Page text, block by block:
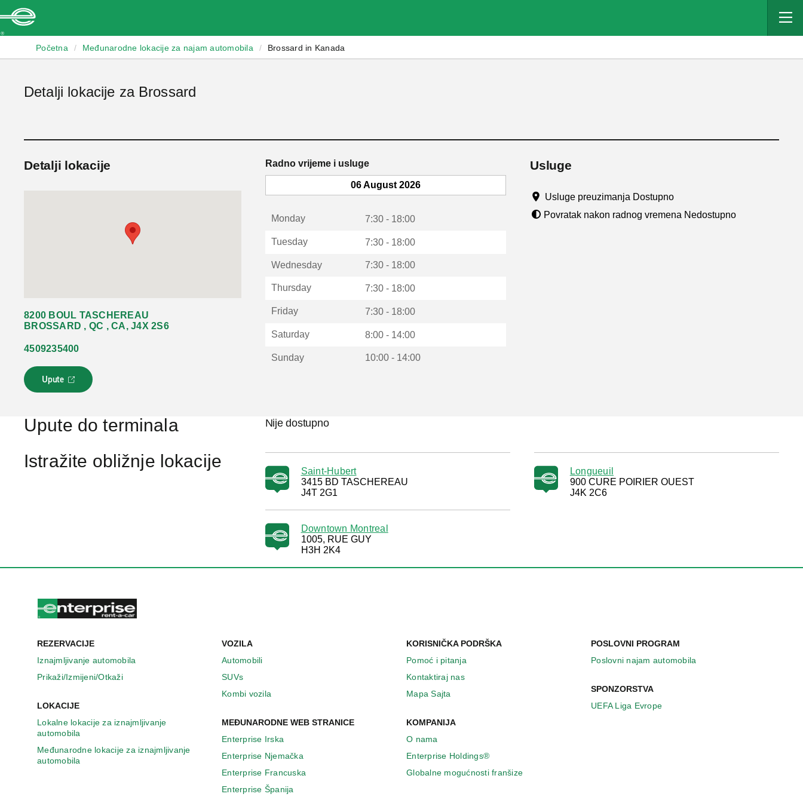
Početna / Međunarodne lokacije za najam automobila / Brossard in Kanada
Detalji lokacije za Brossard
Detalji lokacije
8200 BOUL TASCHEREAU
BROSSARD , QC , CA, J4X 2S6
4509235400
Upute
L
i
s
o
t
p
r
o
o
r
Radno vrijeme i usluge
06 August 2026
Monday 7:30 - 18:00
Tuesday 7:30 - 18:00
Wednesday 7:30 - 18:00
Thursday 7:30 - 18:00
Friday 7:30 - 18:00
Saturday 8:00 - 14:00
Sunday 10:00 - 14:00
Usluge
Usluge preuzimanja Dostupno
Povratak nakon radnog vremena Nedostupno
Upute do terminala Nije dostupno
Istražite obližnje lokacije
Saint-Hubert
3415 BD TASCHEREAU
J4T 2G1
Longueuil
900 CURE POIRIER OUEST
J4K 2C6
Downtown Montreal
1005, RUE GUY
H3H 2K4
REZERVACIJE
Iznajmljivanje automobila
Prikaži/Izmijeni/Otkaži
LOKACIJE
Lokalne lokacije za iznajmljivanje
automobila
Međunarodne lokacije za iznajmljivanje
automobila
VOZILA
Automobili
SUVs
Kombi vozila
MEĐUNARODNE WEB STRANICE
Enterprise Irska
Enterprise Njemačka
Enterprise Francuska
Enterprise Španija
KORISNIČKA PODRŠKA
Pomoć i pitanja
Kontaktiraj nas
Mapa Sajta
KOMPANIJA
O nama
Enterprise Holdings®
Globalne mogućnosti franšize
POSLOVNI PROGRAM
Poslovni najam automobila
SPONZORSTVA
UEFA Liga Evrope